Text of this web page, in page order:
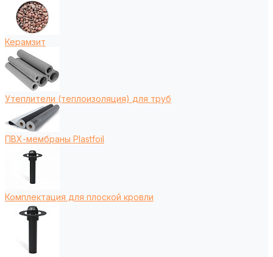
Керамзит
Утеплители (теплоизоляция) для труб
ПВХ-мембраны Plastfoil
Комплектация для плоской кровли